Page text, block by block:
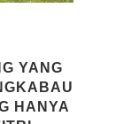
YANG
HANYA